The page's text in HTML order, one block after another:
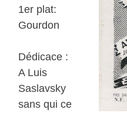
1er plat:
Gourdon
Dédicace :
A Luis
Saslavsky
sans qui ce